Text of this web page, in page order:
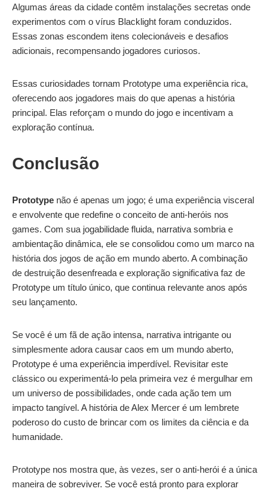
Algumas áreas da cidade contêm instalações secretas onde
experimentos com o vírus Blacklight foram conduzidos.
Essas zonas escondem itens colecionáveis e desafios
adicionais, recompensando jogadores curiosos.
Essas curiosidades tornam Prototype uma experiência rica,
oferecendo aos jogadores mais do que apenas a história
principal. Elas reforçam o mundo do jogo e incentivam a
exploração contínua.
Conclusão
Prototype não é apenas um jogo; é uma experiência visceral
e envolvente que redefine o conceito de anti-heróis nos
games. Com sua jogabilidade fluida, narrativa sombria e
ambientação dinâmica, ele se consolidou como um marco na
história dos jogos de ação em mundo aberto. A combinação
de destruição desenfreada e exploração significativa faz de
Prototype um título único, que continua relevante anos após
seu lançamento.
Se você é um fã de ação intensa, narrativa intrigante ou
simplesmente adora causar caos em um mundo aberto,
Prototype é uma experiência imperdível. Revisitar este
clássico ou experimentá-lo pela primeira vez é mergulhar em
um universo de possibilidades, onde cada ação tem um
impacto tangível. A história de Alex Mercer é um lembrete
poderoso do custo de brincar com os limites da ciência e da
humanidade.
Prototype nos mostra que, às vezes, ser o anti-herói é a única
maneira de sobreviver. Se você está pronto para explorar